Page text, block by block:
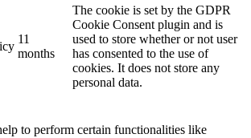
11
months
The cookie is set by the GDPR
Cookie Consent plugin and is
used to store whether or not user
has consented to the use of
cookies. It does not store any
personal data.
to perform certain functionalities like